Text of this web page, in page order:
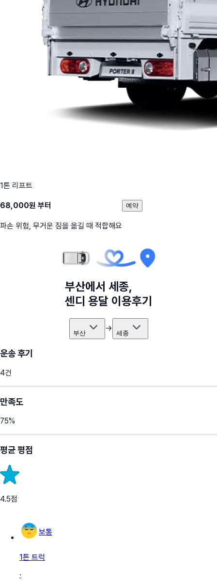
1톤 리프트
68,000원 부터
파손 위험, 무거운 짐을 옮길 때 적합해요
예약
부산에서 세종,
센디 용달 이용후기
부산 → 세종
운송 후기
4건
만족도
75%
평균 평점
4.5점
보통
1톤 트럭
·